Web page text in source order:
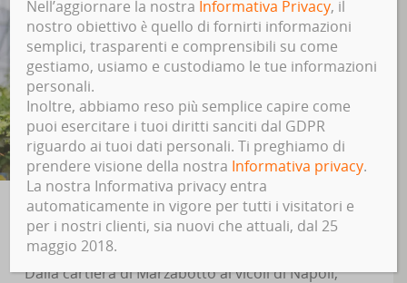
Educazione finanziaria contro la violenza di
genere: 11 progetti in crowdfunding per
l’indipendenza delle donne
Nell’aggiornare la nostra Informativa Privacy, il
nostro obiettivo è quello di fornirti informazioni
semplici, trasparenti e comprensibili su come
gestiamo, usiamo e custodiamo le tue informazioni
personali.
Inoltre, abbiamo reso più semplice capire come
puoi esercitare i tuoi diritti sanciti dal GDPR
riguardo ai tuoi dati personali. Ti preghiamo di
prendere visione della nostra Informativa privacy.
La nostra Informativa privacy entra
automaticamente in vigore per tutti i visitatori e
per i nostri clienti, sia nuovi che attuali, dal 25
maggio 2018.